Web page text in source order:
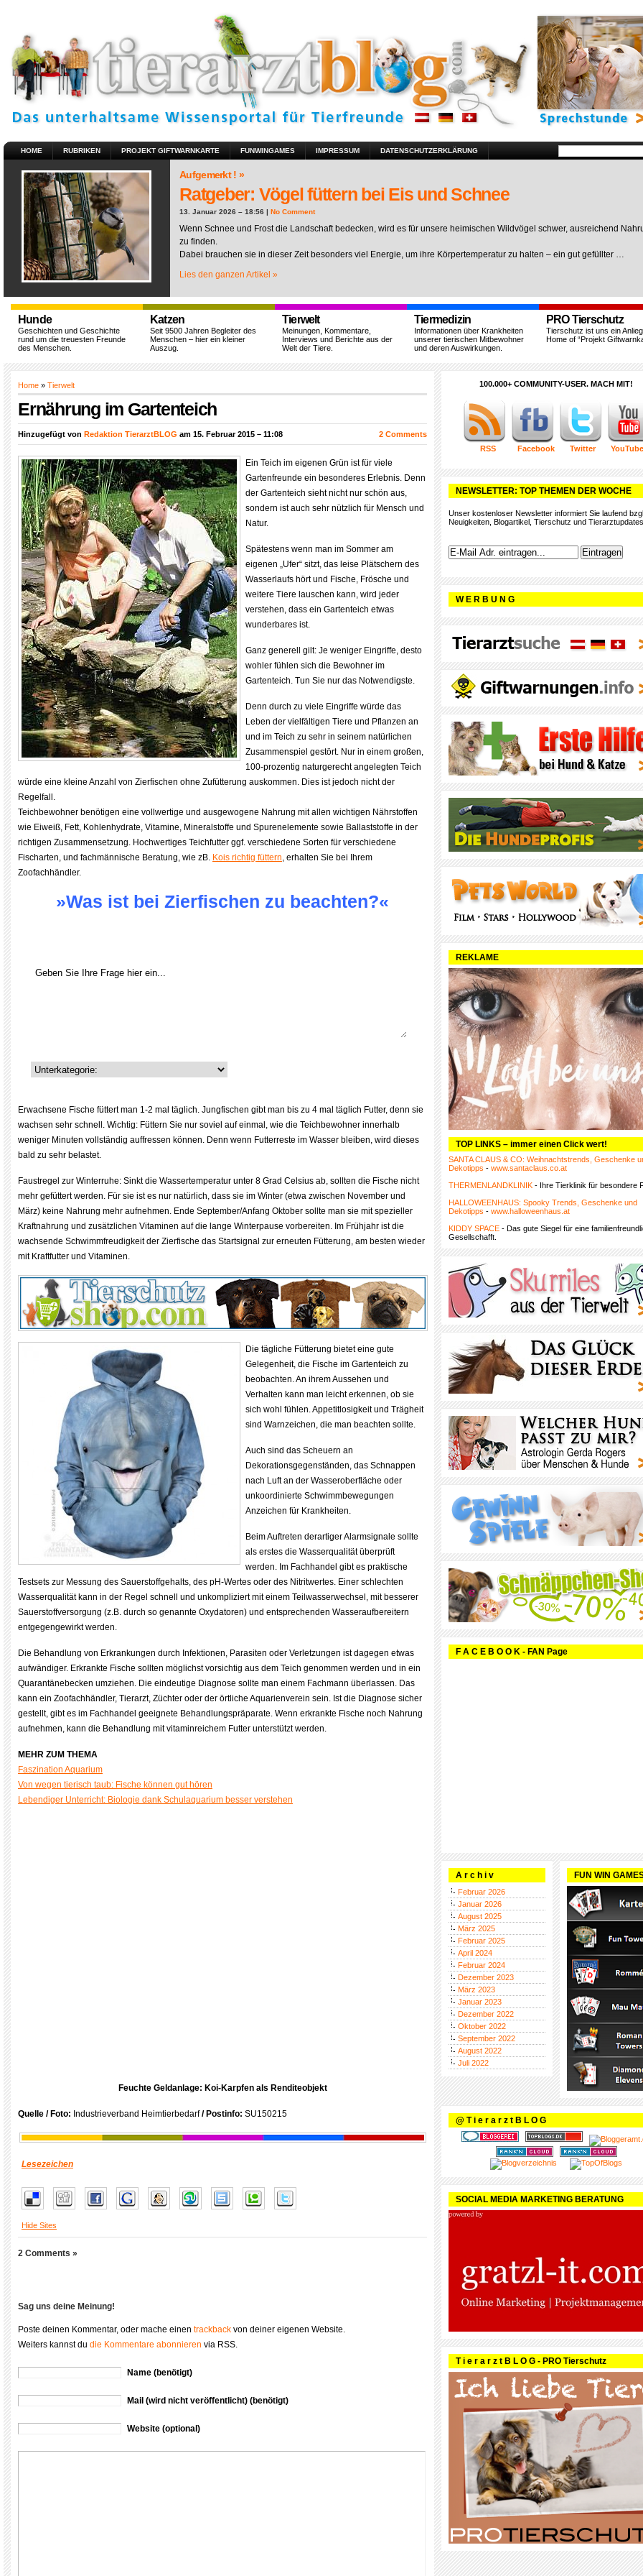
HOME RUBRIKEN PROJEKT GIFTWARNKARTE FUNWINGAMES IMPRESSUM DATENSCHUTZERKLÄRUNG
Aufgemerkt ! »
Ratgeber: Vögel füttern bei Eis und Schnee
13. Januar 2026 – 18:56 | No Comment
Wenn Schnee und Frost die Landschaft bedecken, wird es für unsere heimischen Wildvögel schwer, ausreichend
zu finden.
Dabei brauchen sie in dieser Zeit besonders viel Energie, um ihre Körpertemperatur zu halten – ein gut gefüllter …
Lies den ganzen Artikel »
Hunde
Geschichten und Geschichte
rund um die treuesten Freunde
des Menschen.
Katzen
Seit 9500 Jahren Begleiter des
Menschen – hier ein kleiner
Auszug.
Tierwelt
Meinungen, Kommentare,
Interviews und Berichte aus der
Welt der Tiere.
Tiermedizin
Informationen über Krankheiten
unserer tierischen Mitbewohner
und deren Auswirkungen.
PRO Tierschutz
Tierschutz ist uns ein
Home of “Projekt
Home » Tierwelt
Ernährung im Gartenteich
Hinzugefügt von Redaktion TierarztBLOG am 15. Februar 2015 – 11:08 2 Comments
Ein Teich im eigenen Grün ist für viele
Gartenfreunde ein besonderes Erlebnis. Denn
der Gartenteich sieht nicht nur schön aus,
sondern ist auch sehr nützlich für Mensch und
Natur.
Spätestens wenn man im Sommer am
eigenen „Ufer“ sitzt, das leise Plätschern des
Wasserlaufs hört und Fische, Frösche und
weitere Tiere lauschen kann, wird jeder
verstehen, dass ein Gartenteich etwas
wunderbares ist.
Ganz generell gilt: Je weniger Eingriffe, desto
wohler fühlen sich die Bewohner im
Gartenteich. Tun Sie nur das Notwendigste.
Denn durch zu viele Eingriffe würde das
Leben der vielfältigen Tiere und Pflanzen an
und im Teich zu sehr in seinem natürlichen
Zusammenspiel gestört. Nur in einem großen,
100-prozentig naturgerecht angelegten Teich
würde eine kleine Anzahl von Zierfischen ohne Zufütterung auskommen. Dies ist jedoch nicht der
Regelfall.
Teichbewohner benötigen eine vollwertige und ausgewogene Nahrung mit allen wichtigen Nährstoffen
wie Eiweiß, Fett, Kohlenhydrate, Vitamine, Mineralstoffe und Spurenelemente sowie Ballaststoffe in der
richtigen Zusammensetzung. Hochwertiges Teichfutter ggf. verschiedene Sorten für verschiedene
Fischarten, und fachmännische Beratung, wie zB. Kois richtig füttern, erhalten Sie bei Ihrem
Zoofachhändler.
»Was ist bei Zierfischen zu beachten?«
Erwachsene Fische füttert man 1-2 mal täglich. Jungfischen gibt man bis zu 4 mal täglich Futter, denn sie
wachsen sehr schnell. Wichtig: Füttern Sie nur soviel auf einmal, wie die Teichbewohner innerhalb
weniger Minuten vollständig auffressen können. Denn wenn Futterreste im Wasser bleiben, wird dieses
bald zu sehr belastet.
Faustregel zur Winterruhe: Sinkt die Wassertemperatur unter 8 Grad Celsius ab, sollten die Fische nicht
mehr gefüttert werden. Für sie ist es nur natürlich, dass sie im Winter (etwa zwischen November und
März) keine Nahrung mehr aufnehmen. Ende September/Anfang Oktober sollte man sie mit spezieller
Kraftnahrung und zusätzlichen Vitaminen auf die lange Winterpause vorbereiten. Im Frühjahr ist die
wachsende Schwimmfreudigkeit der Zierfische das Startsignal zur erneuten Fütterung, am besten wieder
mit Kraftfutter und Vitaminen.
Die tägliche Fütterung bietet eine gute
Gelegenheit, die Fische im Gartenteich zu
beobachten. An ihrem Aussehen und
Verhalten kann man leicht erkennen, ob sie
sich wohl fühlen. Appetitlosigkeit und Trägheit
sind Warnzeichen, die man beachten sollte.
Auch sind das Scheuern an
Dekorationsgegenständen, das Schnappen
nach Luft an der Wasseroberfläche oder
unkoordinierte Schwimmbewegungen
Anzeichen für Krankheiten.
Beim Auftreten derartiger Alarmsignale sollte
als erstes die Wasserqualität überprüft
werden. Im Fachhandel gibt es praktische
Testsets zur Messung des Sauerstoffgehalts, des pH-Wertes oder des Nitritwertes. Einer schlechten
Wasserqualität kann in der Regel schnell und unkompliziert mit einem Teilwasserwechsel, mit besserer
Sauerstoffversorgung (z.B. durch so genannte Oxydatoren) und entsprechenden Wasseraufbereitern
entgegengewirkt werden.
Die Behandlung von Erkrankungen durch Infektionen, Parasiten oder Verletzungen ist dagegen etwas
aufwändiger. Erkrankte Fische sollten möglichst vorsichtig aus dem Teich genommen werden und in ein
Quarantänebecken umziehen. Die eindeutige Diagnose sollte man einem Fachmann überlassen. Das
kann ein Zoofachhändler, Tierarzt, Züchter oder der örtliche Aquarienverein sein. Ist die Diagnose sicher
gestellt, gibt es im Fachhandel geeignete Behandlungspräparate. Wenn erkrankte Fische noch Nahrung
aufnehmen, kann die Behandlung mit vitaminreichem Futter unterstützt werden.
MEHR ZUM THEMA
Faszination Aquarium
Von wegen tierisch taub: Fische können gut hören
Lebendiger Unterricht: Biologie dank Schulaquarium besser verstehen
Feuchte Geldanlage: Koi-Karpfen als Renditeobjekt
Quelle / Foto: Industrieverband Heimtierbedarf/ Postinfo: SU150215
Lesezeichen
Hide Sites
2 Comments »
Sag uns deine Meinung!
Poste deinen Kommentar, oder mache einen trackback von deiner eigenen Website.
Weiters kannst du die Kommentare abonnieren via RSS.
Name (benötigt)
Mail (wird nicht veröffentlicht) (benötigt)
Website (optional)
100.000+ COMMUNITY-USER. MACH MIT!
RSS Facebook Twitter YouTube
NEWSLETTER: TOP THEMEN DER WOCHE
Unser kostenloser Newsletter informiert Sie laufend
Neuigkeiten, Blogartikel, Tierschutz und
W E R B U N G
REKLAME
TOP LINKS – immer einen Click wert!
SANTA CLAUS & CO: Weihnachtstrends, Geschenke
Dekotipps - www.santaclaus.co.at
THERMENLANDKLINIK - Ihre Tierklinik für besondere
HALLOWEENHAUS: Spooky Trends, Geschenke und
Dekotipps - www.halloweenhaus.at
KIDDY SPACE - Das gute Siegel für eine
Gesellschafft.
F A C E B O O K - FAN Page
A r c h i v
Februar 2026
Januar 2026
August 2025
März 2025
Februar 2025
April 2024
Februar 2024
Dezember 2023
März 2023
Januar 2023
Dezember 2022
Oktober 2022
September 2022
August 2022
Juli 2022
FUN WIN
@ T i e r a r z t B L O G
SOCIAL MEDIA MARKETING BERATUNG
T i e r a r z t B L O G - PRO Tierschutz